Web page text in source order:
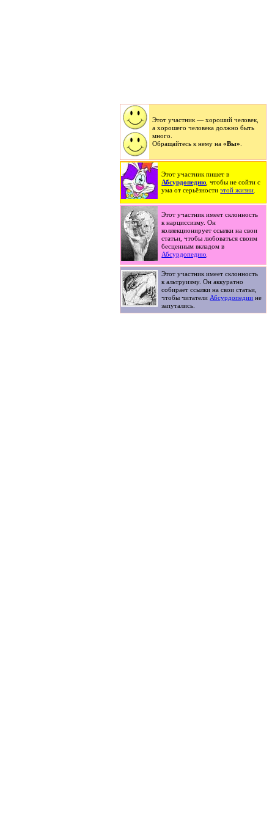
Этот участник — хороший человек,
а хорошего человека должно быть
много.
Обращайтесь к нему на«Вы»
Этот участник пишет в
Абсурдопедию , чтобы не сойти с
ума от серьёзностиэтой жизни
Этот участник имеет склонность
к нарциссизму. Он
коллекционирует ссылки на свои
статьи, чтобы любоваться своим
бесценным вкладом в
Абсурдопедию
Этот участник имеет склонность
к альтруизму. Он аккуратно
собирает ссылки на свои статьи,
чтобы читатели Абсурдопедии не
запутались.